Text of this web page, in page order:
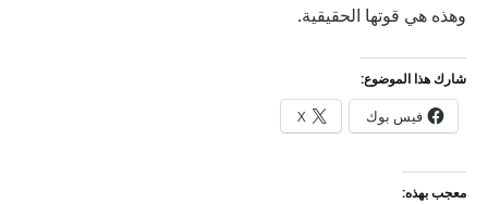
وهذه هي قوتها الحقيقية.
شارك هذا الموضوع:
فيس بوك X
معجب بهذه: